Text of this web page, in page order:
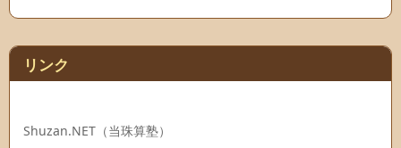
リンク
Shuzan.NET（当珠算塾）